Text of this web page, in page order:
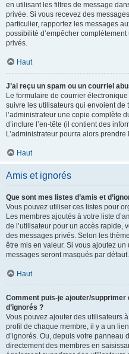
en utilisant les filtres de message
privée. Si vous recevez des
particulier, rapportez les messages
possibilité d’empêcher
privés.
Haut
J’ai reçu un spam ou un courriel
Le formulaire de courrier
suivre les utilisateurs qui envoient de
l’administrateur une copie complète
d’inclure l’en-tête (il contient des
L’administrateur pourra alors
Haut
Amis et ignorés
Que sont mes listes d’amis et
Vous pouvez utiliser ces listes pour
Les membres ajoutés à votre liste
de l’utilisateur pour un accès rapide,
des messages privés. Selon les
être mis en valeur. Si vous ajoutez
messages seront masqués par défaut.
Haut
Comment puis-je ajouter/supprimer
d’ignorés ?
Vous pouvez ajouter des utilisateurs
profil de chaque membre, il y a un
d’ignorés. Ou, depuis votre panneau
directement des membres en